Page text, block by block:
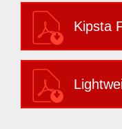
Kipsta